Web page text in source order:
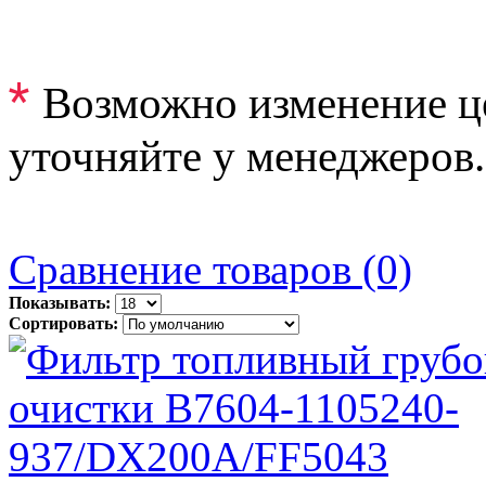
* Возможно изменение
уточняйте у менеджеров.
Сравнение товаров (0)
Показывать:
Сортировать: